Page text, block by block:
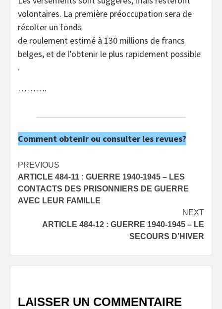
volontaires. La première préoccupation sera de
récolter un fonds
de roulement estimé à 130 millions de francs
belges, et de l’obtenir le plus rapidement possible
.
……….
Comment obtenir ou consulter les revues?
Post
navigation
PREVIOUS
ARTICLE 484-11 : GUERRE 1940-1945 – LES
CONTACTS DES PRISONNIERS DE GUERRE
AVEC LEUR FAMILLE
NEXT
ARTICLE 484-12 : GUERRE 1940-1945 – LE
SECOURS D’HIVER
LAISSER UN COMMENTAIRE